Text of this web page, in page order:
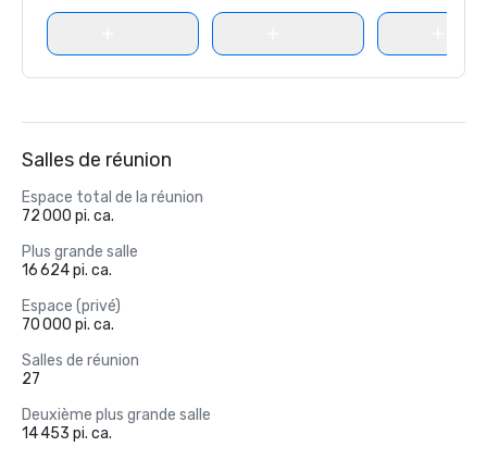
Salles de réunion
Espace total de la réunion
72 000 pi. ca.
Plus grande salle
16 624 pi. ca.
Espace (privé)
70 000 pi. ca.
Salles de réunion
27
Deuxième plus grande salle
14 453 pi. ca.